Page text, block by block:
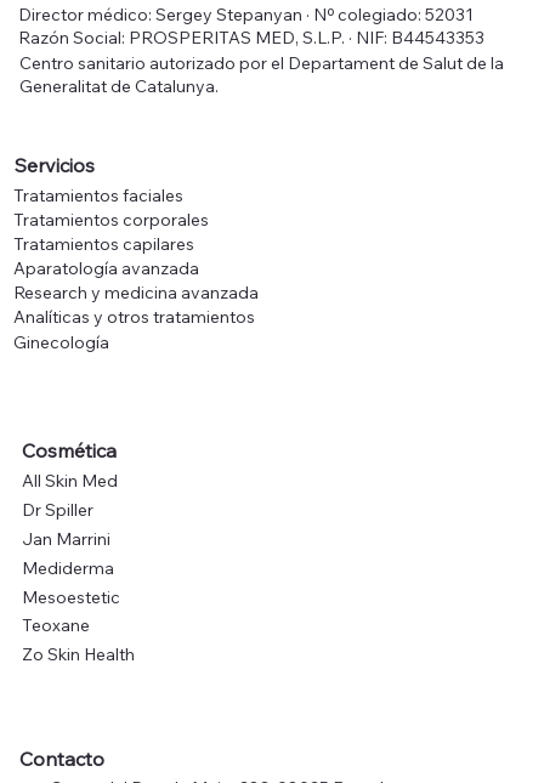
Director médico: Sergey Stepanyan · Nº colegiado: 52031
Razón Social: PROSPERITAS MED, S.L.P. · NIF: B44543353
Centro sanitario autorizado por el Departament de Salut de la
Generalitat de Catalunya.
Servicios
Tratamientos faciales
Tratamientos corporales
Tratamientos capilares
Aparatología avanzada
Research y medicina avanzada
Analíticas y otros tratamientos
Ginecología
Cosmética
All Skin Med
Dr Spiller
Jan Marrini
Mediderma
Mesoestetic
Teoxane
Zo Skin Health
Contacto